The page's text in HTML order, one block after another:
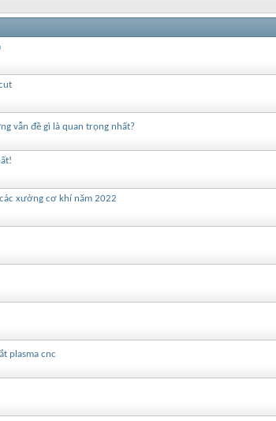
vẫn đề gì là quan trọng nhất?
xưởng cơ khí năm 2022
plasma cnc